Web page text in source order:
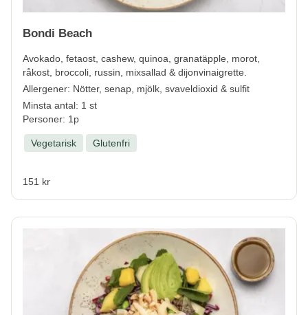
Bondi Beach
Avokado, fetaost, cashew, quinoa, granatäpple, morot,
råkost, broccoli, russin, mixsallad & dijonvinaigrette.
Allergener: Nötter, senap, mjölk, svaveldioxid & sulfit
Minsta antal: 1 st
Personer: 1p
Vegetarisk Glutenfri
151 kr